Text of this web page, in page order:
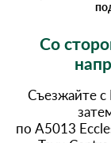
Со
Съезжайте с
по A5013